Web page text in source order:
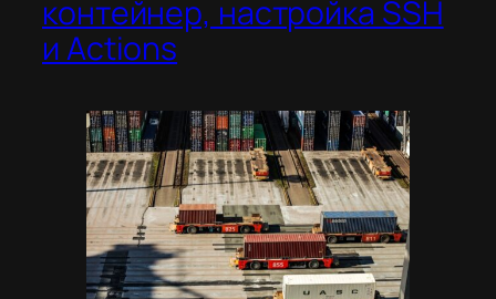
контейнер, настройка SSH
и Actions